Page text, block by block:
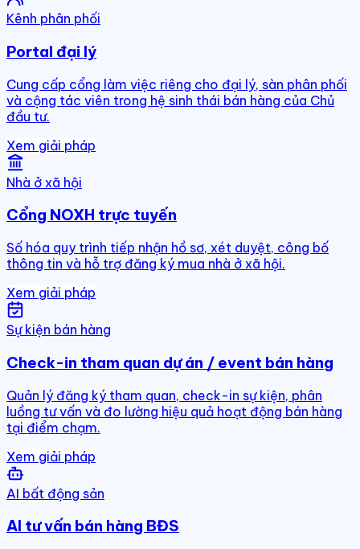
Kênh phân phối
Portal đại lý
Cung cấp cổng làm việc riêng cho đại lý, sàn phân phối
và cộng tác viên trong hệ sinh thái bán hàng của Chủ
đầu tư.
Xem giải pháp
Nhà ở xã hội
Cổng NOXH trực tuyến
Số hóa quy trình tiếp nhận hồ sơ, xét duyệt, công bố
thông tin và hỗ trợ đăng ký mua nhà ở xã hội.
Xem giải pháp
Sự kiện bán hàng
Check-in tham quan dự án / event bán hàng
Quản lý đăng ký tham quan, check-in sự kiện, phân
luồng tư vấn và đo lường hiệu quả hoạt động bán hàng
tại điểm chạm.
Xem giải pháp
AI bất động sản
AI tư vấn bán hàng BĐS